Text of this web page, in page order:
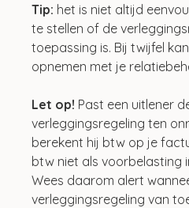
Tip: het is niet altijd
te stellen of de
toepassing is. Bij twijfel
opnemen met je
Let op! Past een uitlener
verleggingsregeling ten
berekent hij btw op je
btw niet als voorbelasting
Wees daarom alert
verleggingsregeling van